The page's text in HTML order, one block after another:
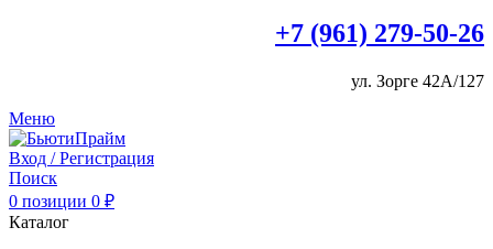
+7 (961) 279-50-26
ул. Зорге 42А/127
Меню
Вход / Регистрация
Поиск
0 позиции 0 ₽
Каталог